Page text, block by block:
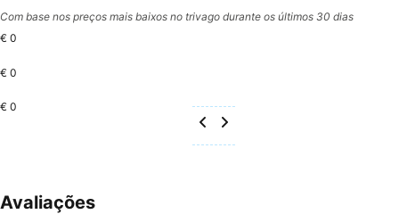
Com base nos preços mais baixos no trivago durante os últimos 30 dias
€ 0
€ 0
€ 0
Avaliações